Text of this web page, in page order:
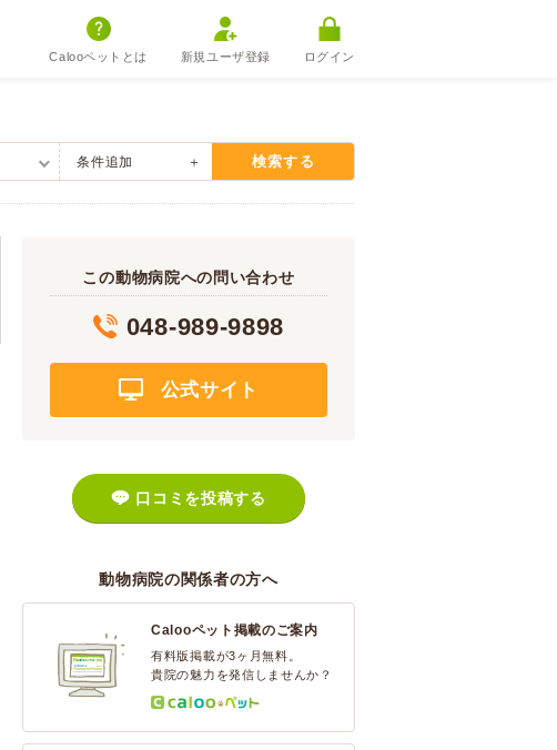
Calooペットとは 新規ユーザ登録 ログイン
条件追加 検索する
この動物病院への問い合わせ
048-989-9898
公式サイト
口コミを投稿する
動物病院の関係者の方へ
Calooペット掲載のご案内
有料版掲載が3ヶ月無料。
貴院の魅力を発信しませんか？